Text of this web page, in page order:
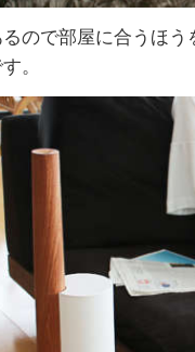
ので部屋に合うほ
。